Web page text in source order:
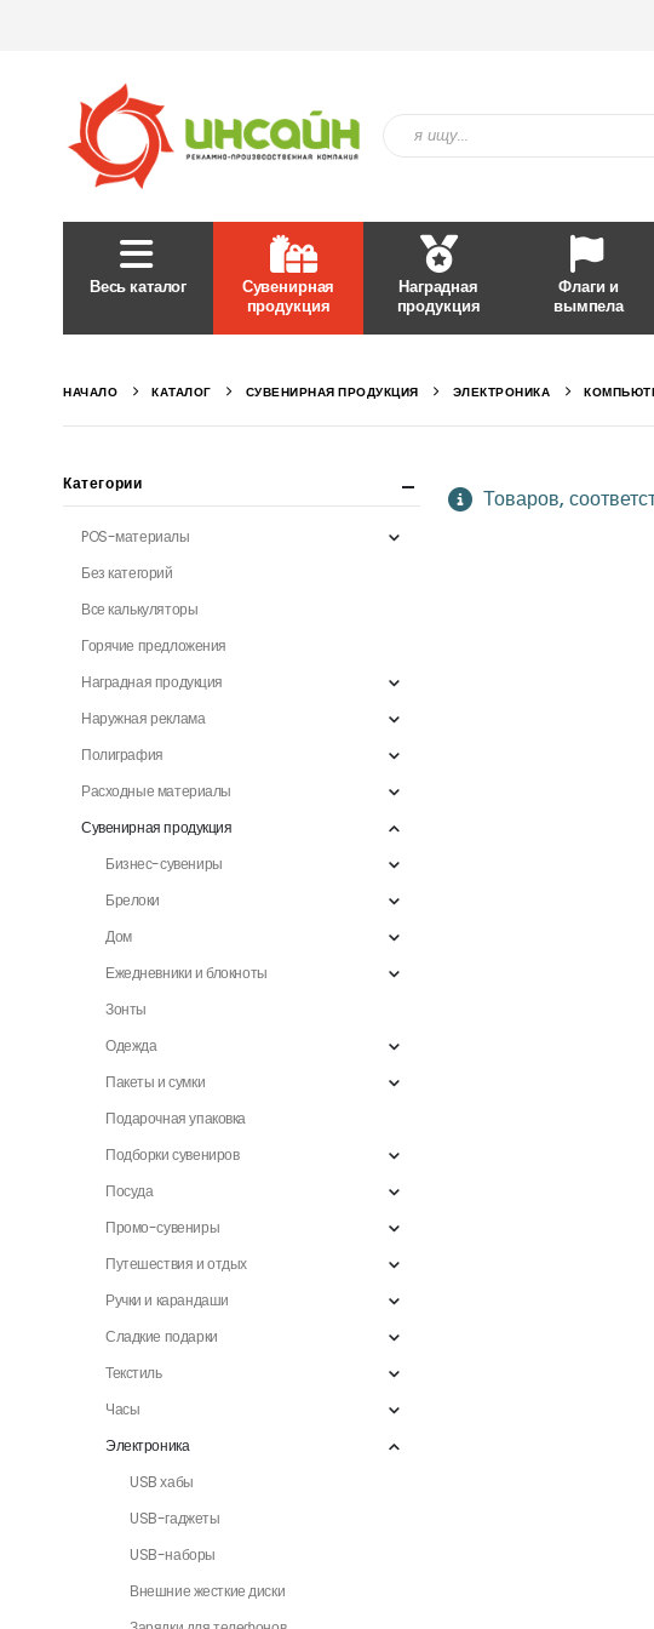
Весь каталог
Сувенирная
продукция
Наградная
продукция
Флаги и
вымпела
НАЧАЛО КАТАЛОГ СУВЕНИРНАЯ ПРОДУКЦИЯ ЭЛЕКТРОНИКА
Товаров,
Категории
POS-материалы
Без категорий
Все калькуляторы
Горячие предложения
Наградная продукция
Наружная реклама
Полиграфия
Расходные материалы
Сувенирная продукция
Бизнес-сувениры
Брелоки
Дом
Ежедневники и блокноты
Зонты
Одежда
Пакеты и сумки
Подарочная упаковка
Подборки сувениров
Посуда
Промо-сувениры
Путешествия и отдых
Ручки и карандаши
Сладкие подарки
Текстиль
Часы
Электроника
USB хабы
USB-гаджеты
USB-наборы
Внешние жесткие диски